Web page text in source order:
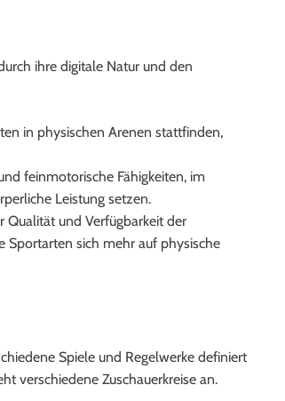
ihre digitale Natur und den
in physischen Arenen stattfinden,
feinmotorische Fähigkeiten, im
Leistung setzen.
Qualität und Verfügbarkeit der
Sportarten sich mehr auf physische
Spiele und Regelwerke definiert
verschiedene Zuschauerkreise an.